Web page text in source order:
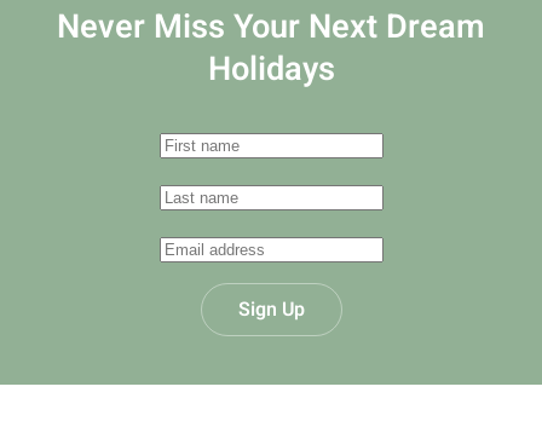
Never Miss Your Next Dream
Holidays
Sign Up